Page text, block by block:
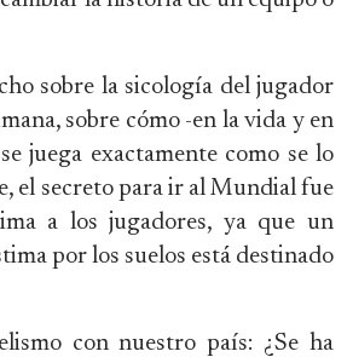
sobre la sicología del jugador
sobre cómo -en la vida y en
juega exactamente como se lo
el secreto para ir al Mundial fue
a los jugadores, ya que un
por los suelos está destinado
con nuestro país: ¿Se ha